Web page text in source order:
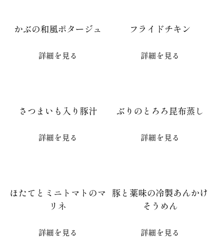
かぶの和風ポタージュ
詳細を見る
フライドチキン
詳細を見る
さつまいも入り豚汁
詳細を見る
ぶりのとろろ昆布蒸し
詳細を見る
ほたてとミニトマトのマ
リネ
詳細を見る
豚と薬味の冷製あんかけ
そうめん
詳細を見る